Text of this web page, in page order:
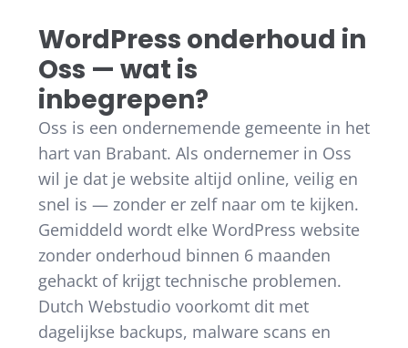
WordPress onderhoud in
Oss — wat is
inbegrepen?
Oss is een ondernemende gemeente in het
hart van Brabant. Als ondernemer in Oss
wil je dat je website altijd online, veilig en
snel is — zonder er zelf naar om te kijken.
Gemiddeld wordt elke WordPress website
zonder onderhoud binnen 6 maanden
gehackt of krijgt technische problemen.
Dutch Webstudio voorkomt dit met
dagelijkse backups, malware scans en